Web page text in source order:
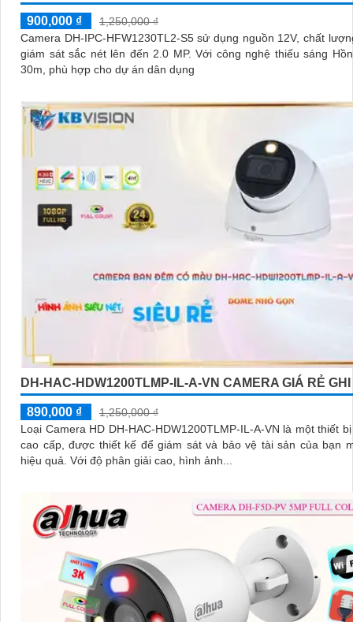
900,000 ₫
1,250,000 ₫
Camera DH-IPC-HFW1230TL2-S5 sử dụng nguồn 12V, chất
giám sát sắc nét lên đến 2.0 MP. Với công nghệ thiếu sáng Hồng Ngoại
30m, phù hợp cho dự án dân dụng
DH-HAC-HDW1200TLMP-IL-A-VN CAMERA GIÁ RẺ
890,000 ₫
1,250,000 ₫
Loại Camera HD DH-HAC-HDW1200TLMP-IL-A-VN là một thiết
cao cấp, được thiết kế để giám sát và bảo vệ tài sản của bạn
hiệu quả. Với độ phân giải cao, hình ảnh...